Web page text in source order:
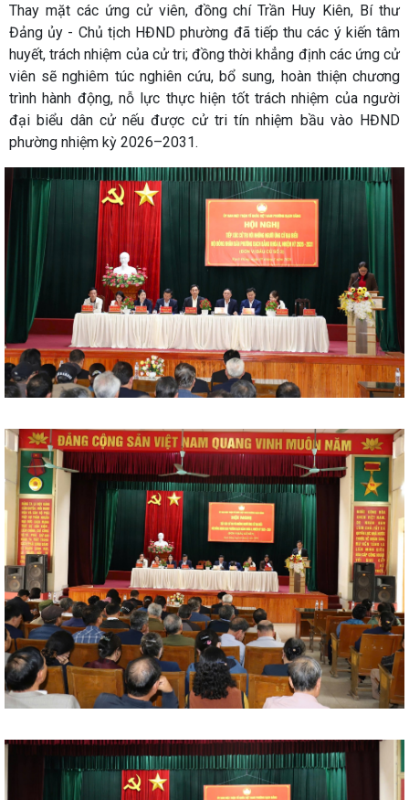
Thay mặt các ứng cử viên, đồng chí Trần Huy Kiên, Bí thư
Đảng ủy - Chủ tịch HĐND phường đã tiếp thu các ý kiến tâm
huyết, trách nhiệm của cử tri; đồng thời khẳng định các ứng cử
viên sẽ nghiêm túc nghiên cứu, bổ sung, hoàn thiện chương
trình hành động, nỗ lực thực hiện tốt trách nhiệm của người
đại biểu dân cử nếu được cử tri tín nhiệm bầu vào HĐND
phường nhiệm kỳ 2026–2031.